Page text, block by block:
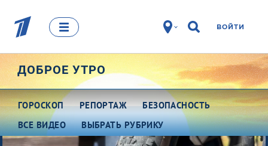
ВОЙТИ
ДОБРОЕ УТРО
ГОРОСКОП РЕПОРТАЖ
БЕЗОПАСНОСТЬ
ВСЕ ВИДЕО
ВЫБРАТЬ РУБРИКУ